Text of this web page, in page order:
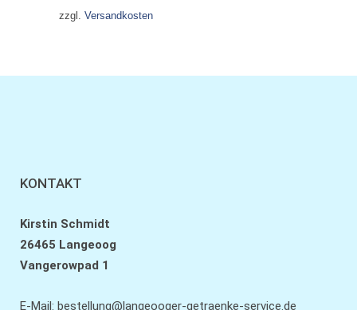
zzgl. Versandkosten
KONTAKT
Kirstin Schmidt
26465 Langeoog
Vangerowpad 1
E-Mail: bestellung@langeooger-getraenke-service.de